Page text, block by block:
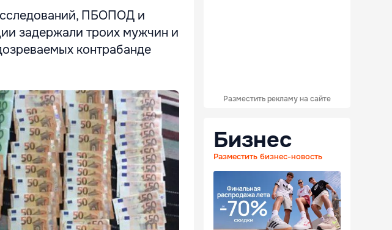
ПБОПОД и
задержали троих мужчин и
контрабанде
Разместить рекламу на сайте
Бизнес
Разместить бизнес-новость